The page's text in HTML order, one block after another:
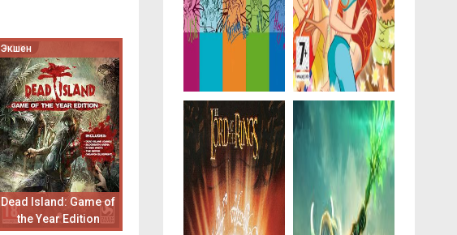
Экшен
Dead Island: Game of
the Year Edition